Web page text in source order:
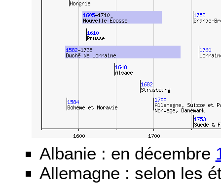
Albanie : en décembre
Allemagne : selon les